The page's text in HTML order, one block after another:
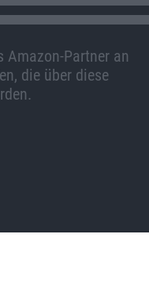
Amazon-Partner an
die über diese